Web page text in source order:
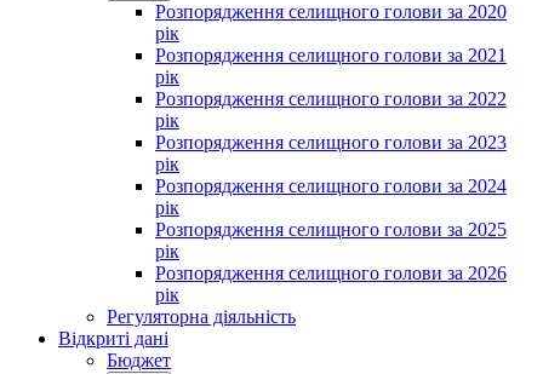
Розпорядження селищного голови за 2020
рік
Розпорядження селищного голови за 2021
рік
Розпорядження селищного голови за 2022
рік
Розпорядження селищного голови за 2023
рік
Розпорядження селищного голови за 2024
рік
Розпорядження селищного голови за 2025
рік
Розпорядження селищного голови за 2026
рік
Регуляторна діяльність
Відкриті дані
Бюджет